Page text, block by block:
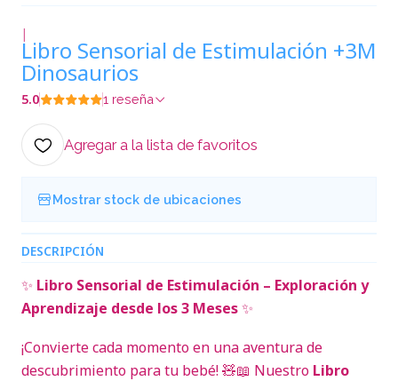
|
Libro Sensorial de Estimulación +3M
Dinosaurios
5.0 1 reseña
Agregar a la lista de favoritos
Mostrar stock de ubicaciones
DESCRIPCIÓN
✨ Libro Sensorial de Estimulación – Exploración y
Aprendizaje desde los 3 Meses✨
¡Convierte cada momento en una aventura de
descubrimiento para tu bebé! 🧸📖 Nuestro Libro